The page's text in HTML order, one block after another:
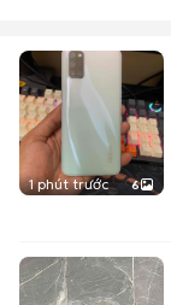
1 phút trước 6